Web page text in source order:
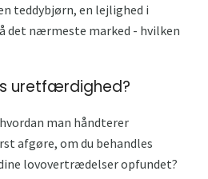
teddybjørn, en lejlighed i
det nærmeste marked - hvilken
uretfærdighed?
man håndterer
afgøre, om du behandles
lovovertrædelser opfundet?